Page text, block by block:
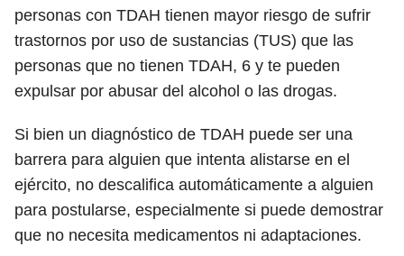
personas con TDAH tienen mayor riesgo de sufrir
trastornos por uso de sustancias (TUS) que las
personas que no tienen TDAH, 6 y te pueden
expulsar por abusar del alcohol o las drogas.
Si bien un diagnóstico de TDAH puede ser una
barrera para alguien que intenta alistarse en el
ejército, no descalifica automáticamente a alguien
para postularse, especialmente si puede demostrar
que no necesita medicamentos ni adaptaciones.